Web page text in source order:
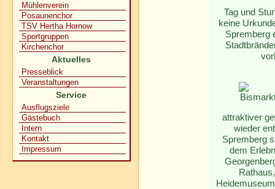
Mühlenverein
Posaunenchor
TSV Hertha Hornow
Sportgruppen
Kirchenchor
Aktuelles
Presseblick
Veranstaltungen
Service
Ausflugsziele
Gästebuch
Intern
Kontakt
Impressum
Tag und
keine
Spremberg
attraktiver
wieder
Spremberg
dem